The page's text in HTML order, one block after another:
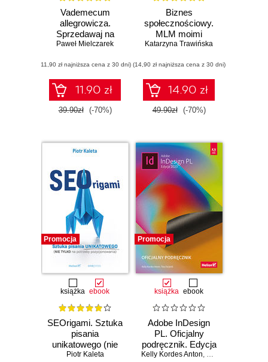
Vademecum
allegrowicza.
Sprzedawaj na
pomarańczowym
tajemnic
Paweł Mielczarek
(11,90 zł najniższa cena z 30 dni)
11.90 zł
39.90zł (-70%)
Biznes
społecznościowy.
MLM moimi
oczami (b2b)
Katarzyna Trawińska
(14,90 zł najniższa cena z 30 dni)
14.90 zł
49.90zł (-70%)
Promocja
książka ebook
SEOrigami. Sztuka
pisania
unikatowego (nie
tylko na potrzeby
Piotr Kaleta
Promocja
książka ebook
Adobe InDesign
PL. Oficjalny
podręcznik. Edycja
2020
Kelly Kordes Anton, Tina DeJarld